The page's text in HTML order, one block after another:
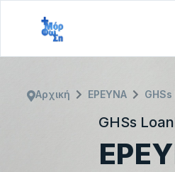
GHSs
Αρχική ΕΡΕΥΝΑ